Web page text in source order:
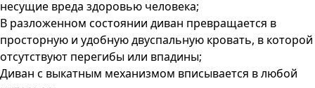
несущие вреда здоровью человека;
В разложенном состоянии диван превращается в
просторную и удобную двуспальную кровать, в которой
отсутствуют перегибы или впадины;
Диван с выкатным механизмом вписывается в любой